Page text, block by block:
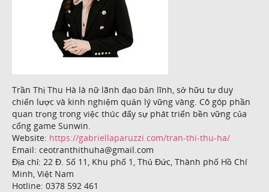
Trần Thị Thu Hà là nữ lãnh đạo bản lĩnh, sở hữu tư duy
chiến lược và kinh nghiệm quản lý vững vàng. Cô góp phần
quan trọng trong việc thúc đẩy sự phát triển bền vững của
cổng game Sunwin.
Website: https://gabriellaparuzzi.com/tran-thi-thu-ha/
Email: ceotranthithuha@gmail.com
Địa chỉ: 22 Đ. Số 11, Khu phố 1, Thủ Đức, Thành phố Hồ Chí
Minh, Việt Nam
Hotline: 0378 592 461